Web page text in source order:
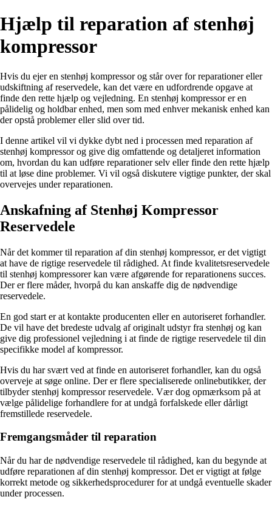
Hjælp til reparation af stenhøj
kompressor
Hvis du ejer en stenhøj kompressor og står over for reparationer eller
udskiftning af reservedele, kan det være en udfordrende opgave at
finde den rette hjælp og vejledning. En stenhøj kompressor er en
pålidelig og holdbar enhed, men som med enhver mekanisk enhed kan
der opstå problemer eller slid over tid.
I denne artikel vil vi dykke dybt ned i processen med reparation af
stenhøj kompressor og give dig omfattende og detaljeret information
om, hvordan du kan udføre reparationer selv eller finde den rette hjælp
til at løse dine problemer. Vi vil også diskutere vigtige punkter, der skal
overvejes under reparationen.
Anskafning af Stenhøj Kompressor
Reservedele
Når det kommer til reparation af din stenhøj kompressor, er det vigtigt
at have de rigtige reservedele til rådighed. At finde kvalitetsreservedele
til stenhøj kompressorer kan være afgørende for reparationens succes.
Der er flere måder, hvorpå du kan anskaffe dig de nødvendige
reservedele.
En god start er at kontakte producenten eller en autoriseret forhandler.
De vil have det bredeste udvalg af originalt udstyr fra stenhøj og kan
give dig professionel vejledning i at finde de rigtige reservedele til din
specifikke model af kompressor.
Hvis du har svært ved at finde en autoriseret forhandler, kan du også
overveje at søge online. Der er flere specialiserede onlinebutikker, der
tilbyder stenhøj kompressor reservedele. Vær dog opmærksom på at
vælge pålidelige forhandlere for at undgå forfalskede eller dårligt
fremstillede reservedele.
Fremgangsmåder til reparation
Når du har de nødvendige reservedele til rådighed, kan du begynde at
udføre reparationen af din stenhøj kompressor. Det er vigtigt at følge
korrekt metode og sikkerhedsprocedurer for at undgå eventuelle skader
under processen.